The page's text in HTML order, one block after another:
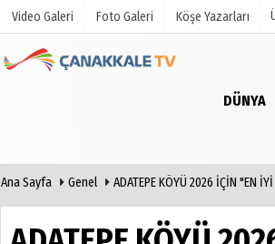
Video Galeri Foto Galeri Köşe Yazarları
DÜNYA
Hava Durumu
Anketler
Biyografiler
Ana Sayfa Genel ADATEPE KÖYÜ 2026 İÇİN "EN